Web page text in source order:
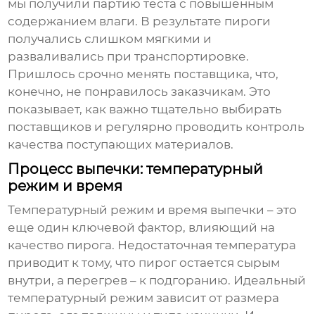
мы получили партию теста с повышенным
содержанием влаги. В результате пироги
получались слишком мягкими и
разваливались при транспортировке.
Пришлось срочно менять поставщика, что,
конечно, не понравилось заказчикам. Это
показывает, как важно тщательно выбирать
поставщиков и регулярно проводить контроль
качества поступающих материалов.
Процесс выпечки: температурный
режим и время
Температурный режим и время выпечки – это
еще один ключевой фактор, влияющий на
качество пирога. Недостаточная температура
приводит к тому, что пирог остается сырым
внутри, а перегрев – к подгоранию. Идеальный
температурный режим зависит от размера